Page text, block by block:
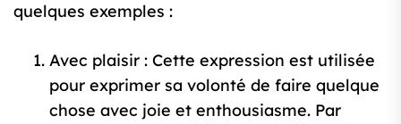
quelques exemples :
Avec plaisir : Cette expression est utilisée
pour exprimer sa volonté de faire quelque
chose avec joie et enthousiasme. Par